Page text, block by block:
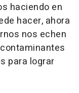
haciendo en
hacer, ahora
nos echen
para lograr